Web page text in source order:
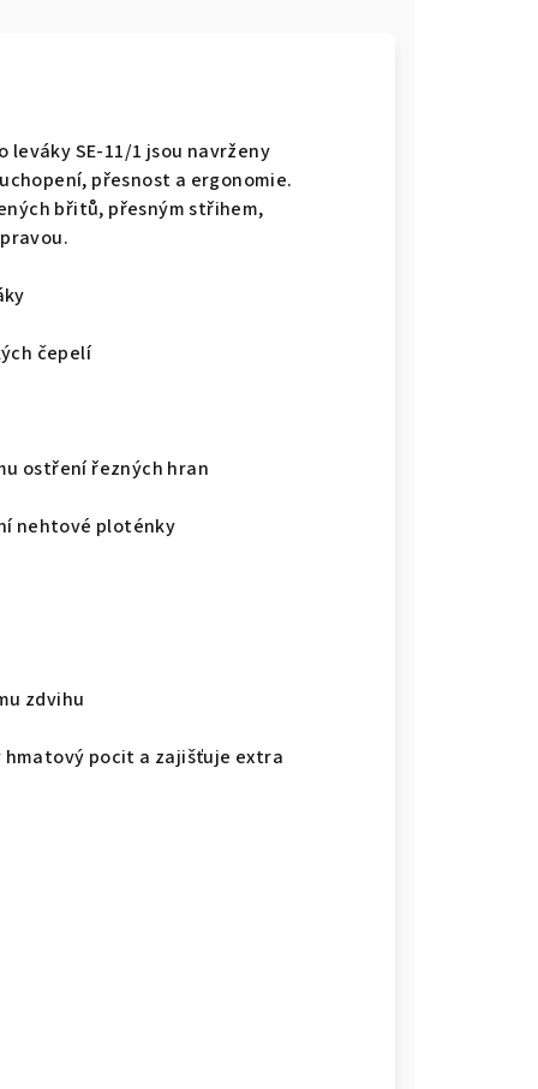
leváky SE-11/1 jsou navrženy
přesnost a ergonomie.
břitů, přesným střihem,
čepelí
ostření řezných hran
nehtové ploténky
zdvihu
pocit a zajišťuje extra